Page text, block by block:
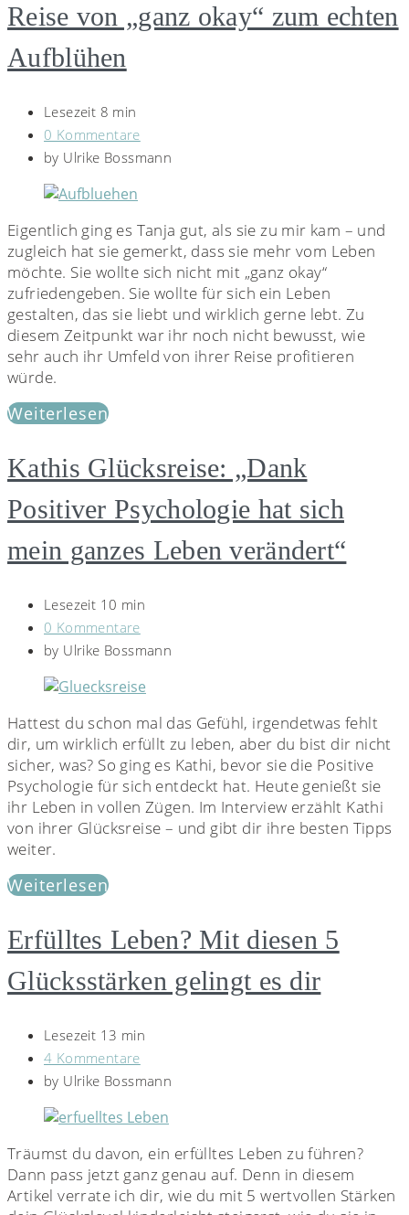
Reise von „ganz okay“ zum echten
Aufblühen
Lesezeit 8 min
0 Kommentare
by Ulrike Bossmann
Eigentlich ging es Tanja gut, als sie zu mir kam – und
zugleich hat sie gemerkt, dass sie mehr vom Leben
möchte. Sie wollte sich nicht mit „ganz okay“
zufriedengeben. Sie wollte für sich ein Leben
gestalten, das sie liebt und wirklich gerne lebt. Zu
diesem Zeitpunkt war ihr noch nicht bewusst, wie
sehr auch ihr Umfeld von ihrer Reise profitieren
würde.
Weiterlesen
Kathis Glücksreise: „Dank
Positiver Psychologie hat sich
mein ganzes Leben verändert“
Lesezeit 10 min
0 Kommentare
by Ulrike Bossmann
Hattest du schon mal das Gefühl, irgendetwas fehlt
dir, um wirklich erfüllt zu leben, aber du bist dir nicht
sicher, was? So ging es Kathi, bevor sie die Positive
Psychologie für sich entdeckt hat. Heute genießt sie
ihr Leben in vollen Zügen. Im Interview erzählt Kathi
von ihrer Glücksreise – und gibt dir ihre besten Tipps
weiter.
Weiterlesen
Erfülltes Leben? Mit diesen 5
Glücksstärken gelingt es dir
Lesezeit 13 min
4 Kommentare
by Ulrike Bossmann
Träumst du davon, ein erfülltes Leben zu führen?
Dann pass jetzt ganz genau auf. Denn in diesem
Artikel verrate ich dir, wie du mit 5 wertvollen Stärken